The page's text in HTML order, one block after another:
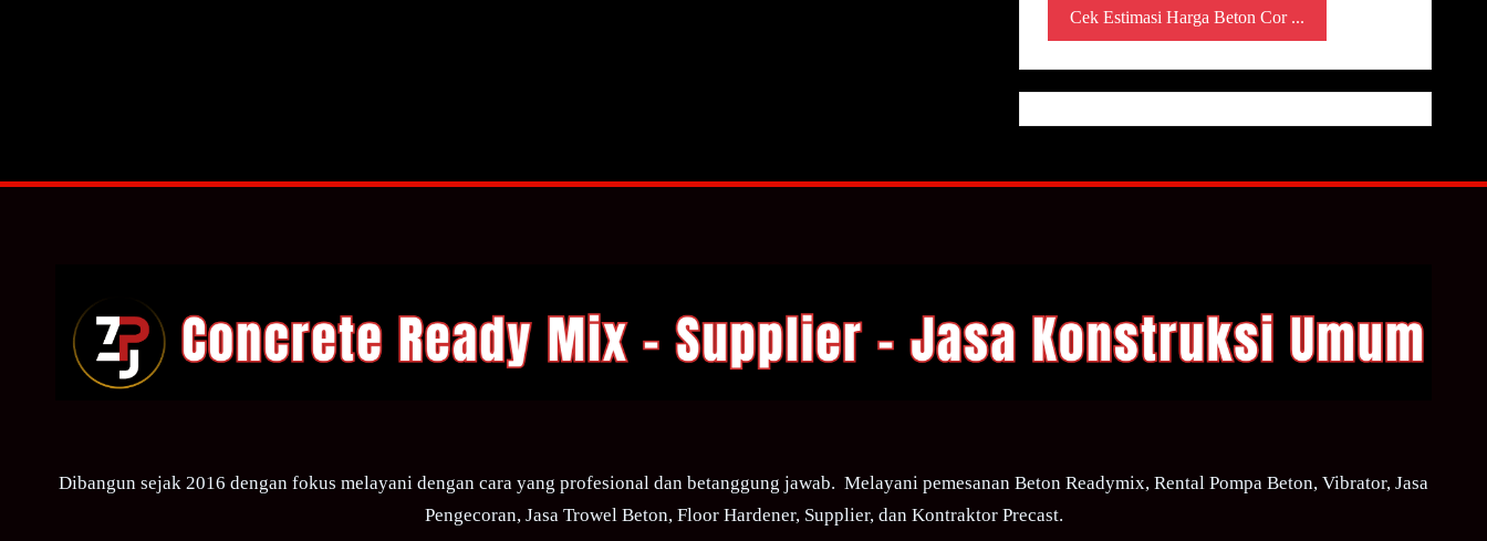
Cek Estimasi Harga Beton Cor ...
Dibangun sejak 2016 dengan fokus melayani dengan cara yang profesional dan betanggung jawab. Melayani pemesanan Beton Readymix, Rental Pompa Beton, Vibrator, Jasa
Pengecoran, Jasa Trowel Beton, Floor Hardener, Supplier, dan Kontraktor Precast.